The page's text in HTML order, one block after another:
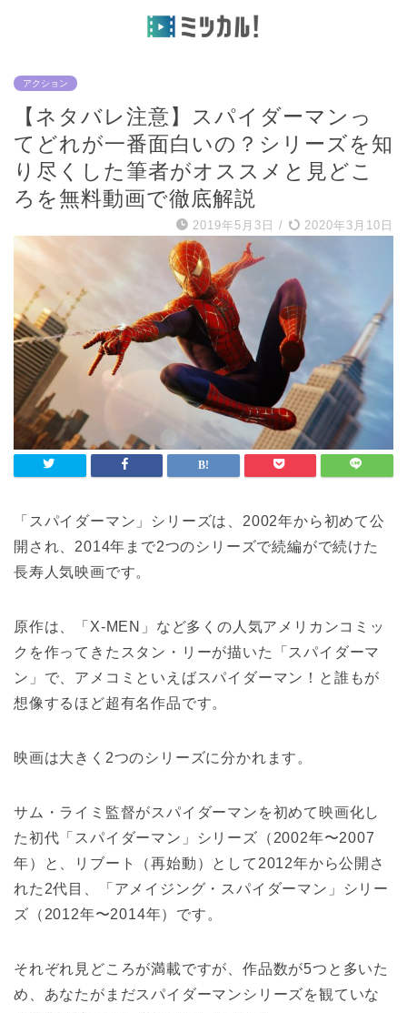
アクション
【ネタバレ注意】スパイダーマンっ
てどれが一番面白いの？シリーズを知
り尽くした筆者がオススメと見どこ
ろを無料動画で徹底解説
2019年5月3日 / 2020年3月10日
「スパイダーマン」シリーズは、2002年から初めて公
開され、2014年まで2つのシリーズで続編がで続けた
長寿人気映画です。
原作は、「X-MEN」など多くの人気アメリカンコミッ
クを作ってきたスタン・リーが描いた「スパイダーマ
ン」で、アメコミといえばスパイダーマン！と誰もが
想像するほど超有名作品です。
映画は大きく2つのシリーズに分かれます。
サム・ライミ監督がスパイダーマンを初めて映画化し
た初代「スパイダーマン」シリーズ（2002年〜2007
年）と、リブート（再始動）として2012年から公開さ
れた2代目、「アメイジング・スパイダーマン」シリー
ズ（2012年〜2014年）です。
それぞれ見どころが満載ですが、作品数が5つと多いた
め、あなたがまだスパイダーマンシリーズを観ていな